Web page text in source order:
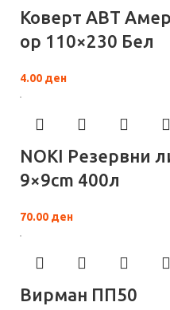
Коверт АВТ
ор 110×230 Бел
4.00 ден
NOKI Резервни
9×9сm 400л
70.00 ден
Вирман ПП50